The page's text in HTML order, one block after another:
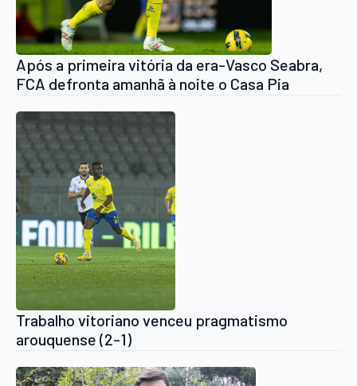
Após a primeira vitória da era-Vasco Seabra,
FCA defronta amanhã à noite o Casa Pia
Trabalho vitoriano venceu pragmatismo
arouquense (2-1)